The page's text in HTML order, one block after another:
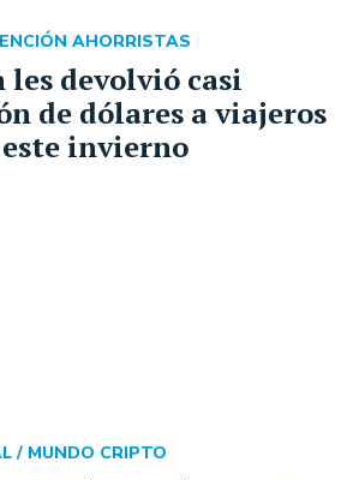
devolvió casi
de dólares a viajeros
invierno
AHORRISTAS
/ MUNDO CRIPTO